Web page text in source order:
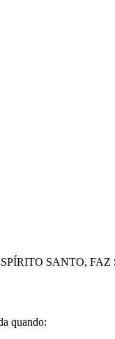
SANTO,
quando: